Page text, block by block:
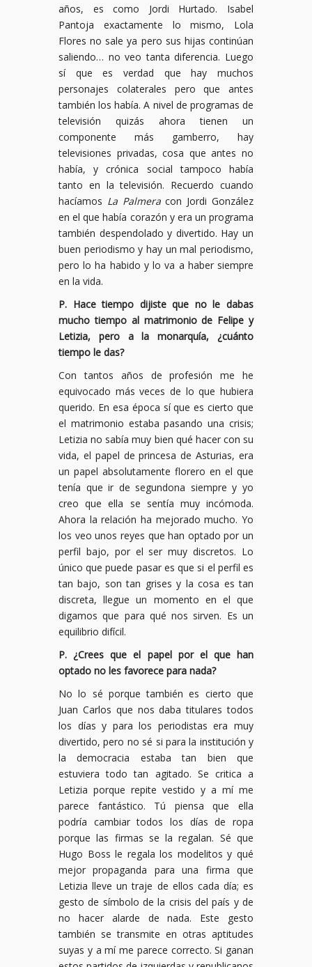
años, es como Jordi Hurtado. Isabel
Pantoja exactamente lo mismo, Lola
Flores no sale ya pero sus hijas continúan
saliendo… no veo tanta diferencia. Luego
sí que es verdad que hay muchos
personajes colaterales pero que antes
también los había. A nivel de programas de
televisión quizás ahora tienen un
componente más gamberro, hay
televisiones privadas, cosa que antes no
había, y crónica social tampoco había
tanto en la televisión. Recuerdo cuando
hacíamos La Palmeracon Jordi González
en el que había corazón y era un programa
también despendolado y divertido. Hay un
buen periodismo y hay un mal periodismo,
pero lo ha habido y lo va a haber siempre
en la vida.
P. Hace tiempo dijiste que no le dabas
mucho tiempo al matrimonio de Felipe y
Letizia, pero a la monarquía, ¿cuánto
tiempo le das?
Con tantos años de profesión me he
equivocado más veces de lo que hubiera
querido. En esa época sí que es cierto que
el matrimonio estaba pasando una crisis;
Letizia no sabía muy bien qué hacer con su
vida, el papel de princesa de Asturias, era
un papel absolutamente florero en el que
tenía que ir de segundona siempre y yo
creo que ella se sentía muy incómoda.
Ahora la relación ha mejorado mucho. Yo
los veo unos reyes que han optado por un
perfil bajo, por el ser muy discretos. Lo
único que puede pasar es que si el perfil es
tan bajo, son tan grises y la cosa es tan
discreta, llegue un momento en el que
digamos que para qué nos sirven. Es un
equilibrio difícil.
P. ¿Crees que el papel por el que han
optado no les favorece para nada?
No lo sé porque también es cierto que
Juan Carlos que nos daba titulares todos
los días y para los periodistas era muy
divertido, pero no sé si para la institución y
la democracia estaba tan bien que
estuviera todo tan agitado. Se critica a
Letizia porque repite vestido y a mí me
parece fantástico. Tú piensa que ella
podría cambiar todos los días de ropa
porque las firmas se la regalan. Sé que
Hugo Boss le regala los modelitos y qué
mejor propaganda para una firma que
Letizia lleve un traje de ellos cada día; es
gesto de símbolo de la crisis del país y de
no hacer alarde de nada. Este gesto
también se transmite en otras aptitudes
suyas y a mí me parece correcto. Si ganan